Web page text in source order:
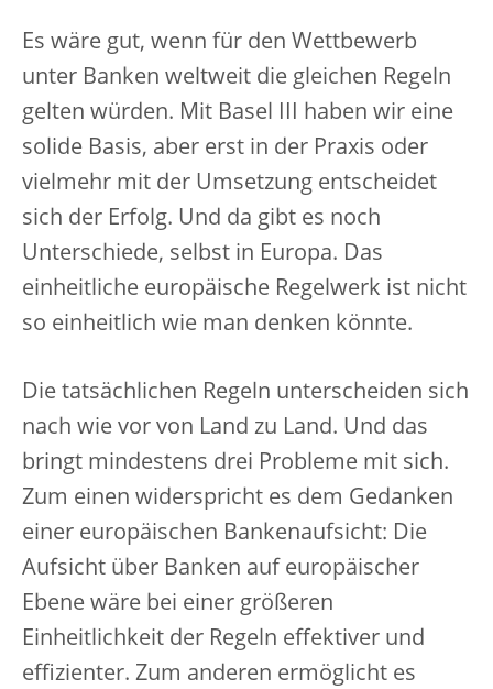
Es wäre gut, wenn für den Wettbewerb
unter Banken weltweit die gleichen Regeln
gelten würden. Mit Basel III haben wir eine
solide Basis, aber erst in der Praxis oder
vielmehr mit der Umsetzung entscheidet
sich der Erfolg. Und da gibt es noch
Unterschiede, selbst in Europa. Das
einheitliche europäische Regelwerk ist nicht
so einheitlich wie man denken könnte.
Die tatsächlichen Regeln unterscheiden sich
nach wie vor von Land zu Land. Und das
bringt mindestens drei Probleme mit sich.
Zum einen widerspricht es dem Gedanken
einer europäischen Bankenaufsicht: Die
Aufsicht über Banken auf europäischer
Ebene wäre bei einer größeren
Einheitlichkeit der Regeln effektiver und
effizienter. Zum anderen ermöglicht es